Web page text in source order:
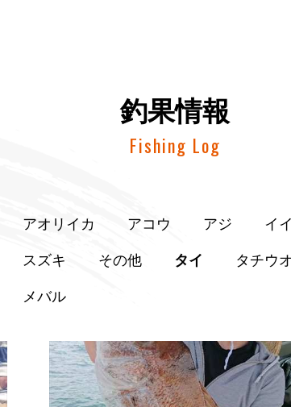
釣果情報
Fishing Log
アオリイカ アコウ アジ イ
スズキ その他 タイ タチウ
メバル